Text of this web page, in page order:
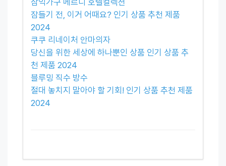
잠들기 전, 이거 어때요? 인기 상품 추천 제품
2024
쿠쿠 리네이처 안마의자
당신을 위한 세상에 하나뿐인 상품 인기 상품 추
천 제품 2024
블루밍 직수 방수
절대 놓치지 말아야 할 기회! 인기 상품 추천 제품
2024